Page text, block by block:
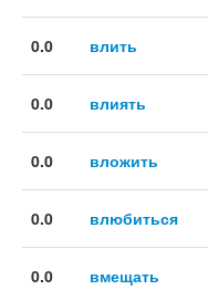
0.0 влить
0.0 влиять
0.0 вложить
0.0 влюбиться
0.0 вмещать